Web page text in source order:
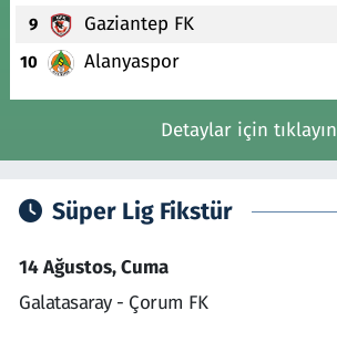
9 Gaziantep FK
10 Alanyaspor
Detaylar için tıklayın
Süper Lig Fikstür
14 Ağustos, Cuma
Galatasaray - Çorum FK